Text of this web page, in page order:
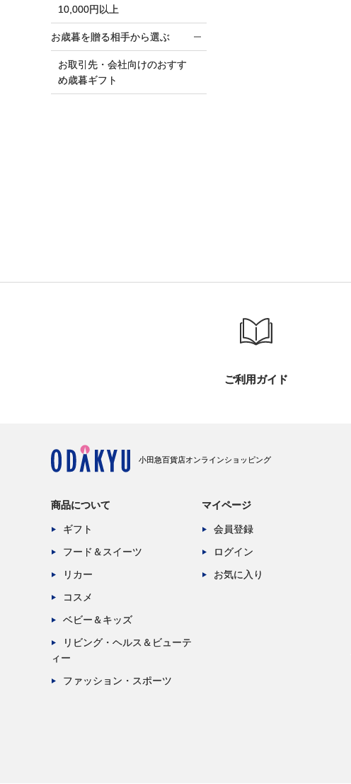
10,000円以上
お歳暮を贈る相手から選ぶ
お取引先・会社向けのおすす
め歳暮ギフト
ご利用ガイド
小田急百貨店オンラインショッピング
商品について
ギフト
フード＆スイーツ
リカー
コスメ
ベビー＆キッズ
リビング・ヘルス＆ビューテ
ィー
ファッション・スポーツ
マイページ
会員登録
ログイン
お気に入り